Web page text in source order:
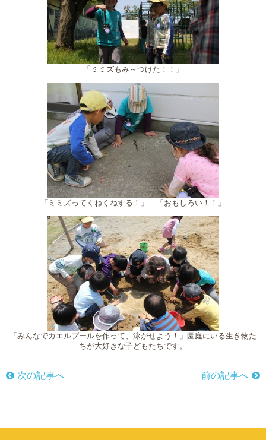
「ミミズもみ～つけた！！」
「ミミズってくねくねする！」 「おもしろい！！」
「みんなでカエルプールを作って、泳がせよう！」園庭にいる生き物た
ちが大好きな子どもたちです。
次の記事へ 前の記事へ